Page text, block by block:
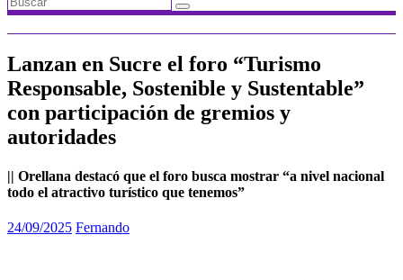
Lanzan en Sucre el foro “Turismo
Responsable, Sostenible y Sustentable”
con participación de gremios y
autoridades
|| Orellana destacó que el foro busca mostrar “a nivel nacional
todo el atractivo turístico que tenemos”
24/09/2025 Fernando